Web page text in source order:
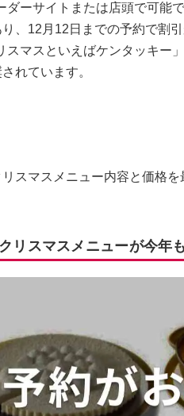
ダーサイトまたは店頭で可能
、12月12日までの予約で割引
スマスといえばケンタッキー
れています。
リスマスメニュー内容と価格を
リスマスメニューが今年